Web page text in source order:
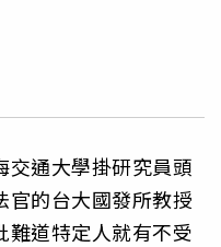
交通大學掛研究員頭
官的台大國發所教授
難道特定人就有不受